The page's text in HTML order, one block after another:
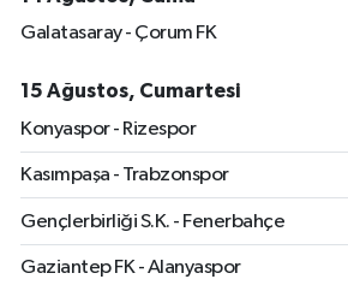
Galatasaray - Çorum FK
15 Ağustos, Cumartesi
Konyaspor - Rizespor
Kasımpaşa - Trabzonspor
Gençlerbirliği S.K. - Fenerbahçe
Gaziantep FK - Alanyaspor